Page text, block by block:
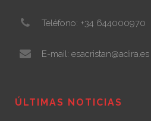
Teléfono: +34 644000970
E-mail: esacristan@adira.es
ÚLTIMAS NOTICIAS